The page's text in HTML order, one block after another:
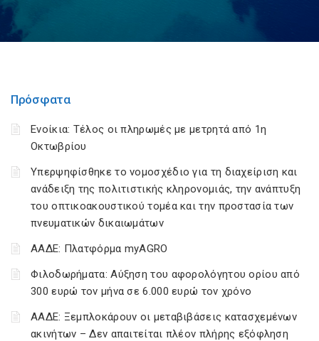
Πρόσφατα
Ενοίκια: Τέλος οι πληρωμές με μετρητά από 1η
Οκτωβρίου
Υπερψηφίσθηκε το νομοσχέδιο για τη διαχείριση και
ανάδειξη της πολιτιστικής κληρονομιάς, την ανάπτυξη
του οπτικοακουστικού τομέα και την προστασία των
πνευματικών δικαιωμάτων
ΑΑΔΕ: Πλατφόρμα myAGRO
Φιλοδωρήματα: Αύξηση του αφορολόγητου ορίου από
300 ευρώ τον μήνα σε 6.000 ευρώ τον χρόνο
ΑΑΔΕ: Ξεμπλοκάρουν οι μεταβιβάσεις κατασχεμένων
ακινήτων – Δεν απαιτείται πλέον πλήρης εξόφληση